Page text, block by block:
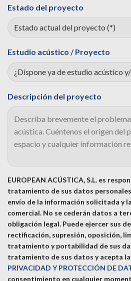
Estado del proyecto
Estudio acústico / Proyecto
Descripción del proyecto
EUROPEAN ACÚSTICA, S.L. es
tratamiento de sus datos
envío de la información solicitada y
comercial. No se cederán datos a
obligación legal. Puede ejercer sus
rectificación, supresión, oposición,
tratamiento y portabilidad de sus
tratamiento de sus datos y acepta la
PRIVACIDAD Y PROTECCIÓN DE
consentimiento en cualquier